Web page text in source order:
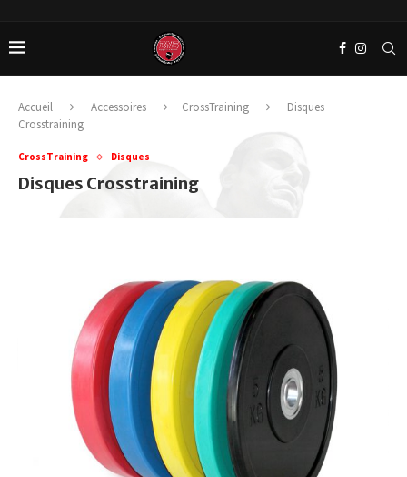
Accueil Accessoires CrossTraining
Disques
Crosstraining
CrossTraining Disques
Disques Crosstraining